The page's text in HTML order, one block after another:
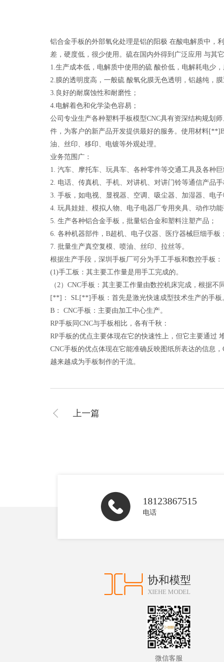
铝合金手板的外部氧化处理是铝的阳极 在酸电解质中，
差，硬度低，很少使用。硫在国内外得到广泛应用 与其
1.生产成本低，电解质中使用的硫 酸价低，电解耗电少
2.膜的透明度高，一般硫 酸氧化膜无色透明，铝越纯，膜
3.良好的耐腐蚀性和耐磨性；
4.电解着色和化学染色容易；
公司专业生产各种塑料手板模型CNC具有资深结构规划
件，为客户的新产品开发提供最好的服务。使用材料
油、丝印、移印、电镀等外观处理。
业务范围广：
1. 汽车、摩托车、玩具车、各种零件等交通工具及各种巨
2. 电话、传真机、手机、对讲机、对讲门铃等通信产品手
3. 手板，如电视、显视器、空调、吸尘器、加湿器、电子
4. 玩具娃娃、模拟人物、电子电器厂专用夹具、动作功能
5. 生产各种铝合金手板，批量铝合金和塑料注塑产品；
6. 各种机器部件，B超机、电子仪器、医疗器械巨细手板；
7. 批量生产真空复模、喷油、丝印、拉丝等。
根据生产手段，深圳手板厂可分为手工手板和数控手板：
(1)手工板：其主要工作量是用手工完成的。
（2）CNC手板：其主要工作量由数控机床完成，根据
[**]： SL[**]手板：首先是激光快速成型技术生产的手板
B： CNC手板：主要由加工中心生产。
RP手板同CNC与手板相比，各有千秋：
RP手板的优点主要体现在它的快速性上，但它主要通过
CNC手板的优点体现在它能准确反映图纸所表达的信息
越来越成为手板制作的干流。
上一篇
18123867515
电话
协和模型
XIEHE MODEL
微信客服